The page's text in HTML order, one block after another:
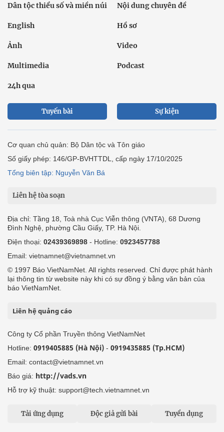
Dân tộc thiểu số và miền núi Nội dung chuyên đề
English Hồ sơ
Ảnh Video
Multimedia Podcast
24h qua
Tuyến bài Sự kiện
Cơ quan chủ quản: Bộ Dân tộc và Tôn giáo
Số giấy phép: 146/GP-BVHTTDL, cấp ngày 17/10/2025
Tổng biên tập: Nguyễn Văn Bá
Liên hệ tòa soạn
Địa chỉ: Tầng 18, Toà nhà Cục Viễn thông (VNTA), 68 Dương
Đình Nghệ, phường Cầu Giấy, TP. Hà Nội.
Điện thoại: 02439369898 - Hotline: 0923457788
Email: vietnamnet@vietnamnet.vn
© 1997 Báo VietNamNet. All rights reserved. Chỉ được phát hành
lại thông tin từ website này khi có sự đồng ý bằng văn bản của
báo VietNamNet.
Liên hệ quảng cáo
Công ty Cổ phần Truyền thông VietNamNet
Hotline: 0919405885 (Hà Nội) - 0919435885 (Tp.HCM)
Email: contact@vietnamnet.vn
Báo giá: http://vads.vn
Hỗ trợ kỹ thuật: support@tech.vietnamnet.vn
Tải ứng dụng Độc giả gửi bài Tuyển dụng